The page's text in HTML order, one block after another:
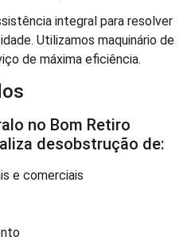
integral para resolver
Utilizamos maquinário de
de máxima eficiência.
no Bom Retiro
desobstrução de:
e comerciais